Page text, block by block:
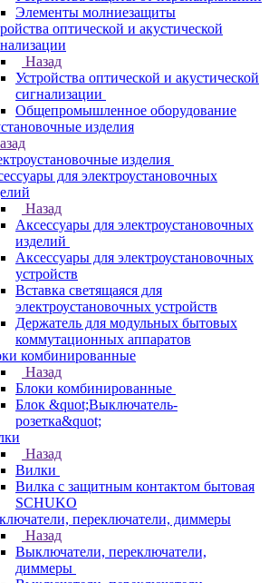
Элементы молниезащиты
оптической и акустической
Назад
Устройства оптической и акустической
сигнализации
Общепромышленное оборудование
изделия
изделия
для электроустановочных
Назад
Аксессуары для электроустановочных
изделий
Аксессуары для электроустановочных
устройств
Вставка светящаяся для
электроустановочных устройств
Держатель для модульных бытовых
коммутационных аппаратов
комбинированные
Назад
Блоки комбинированные
Блок &quot;Выключатель-
розетка&quot;
Назад
Вилки
Вилка с защитным контактом бытовая
SCHUKO
переключатели, диммеры
Назад
Выключатели, переключатели,
диммеры